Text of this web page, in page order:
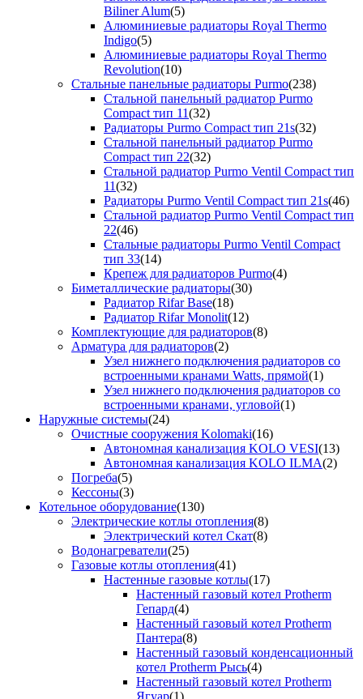
Biliner Alum(5)
Алюминиевые радиаторы Royal Thermo
Indigo(5)
Алюминиевые радиаторы Royal Thermo
Revolution(10)
Стальные панельные радиаторы Purmo(238)
Стальной панельный радиатор Purmo
Compact тип 11(32)
Радиаторы Purmo Compact тип 21s(32)
Стальной панельный радиатор Purmo
Compact тип 22(32)
Стальной радиатор Purmo Ventil Compact тип
11(32)
Радиаторы Purmo Ventil Compact тип 21s(46)
Стальной радиатор Purmo Ventil Compact тип
22(46)
Стальные радиаторы Purmo Ventil Compact
тип 33(14)
Крепеж для радиаторов Purmo(4)
Биметаллические радиаторы(30)
Радиатор Rifar Base(18)
Радиатор Rifar Monolit(12)
Комплектующие для радиаторов(8)
Арматура для радиаторов(2)
Узел нижнего подключения радиаторов со
встроенными кранами Watts, прямой(1)
Узел нижнего подключения радиаторов со
встроенными кранами, угловой(1)
Наружные системы(24)
Очистные сооружения Kolomaki(16)
Автономная канализация KOLO VESI(13)
Автономная канализация KOLO ILMA(2)
Погреба(5)
Кессоны(3)
Котельное оборудование(130)
Электрические котлы отопления(8)
Электрический котел Скат(8)
Водонагреватели(25)
Газовые котлы отопления(41)
Настенные газовые котлы(17)
Настенный газовый котел Protherm
Гепард(4)
Настенный газовый котел Protherm
Пантера(8)
Настенный газовый конденсационный
котел Protherm Рысь(4)
Настенный газовый котел Protherm
Ягуар(1)